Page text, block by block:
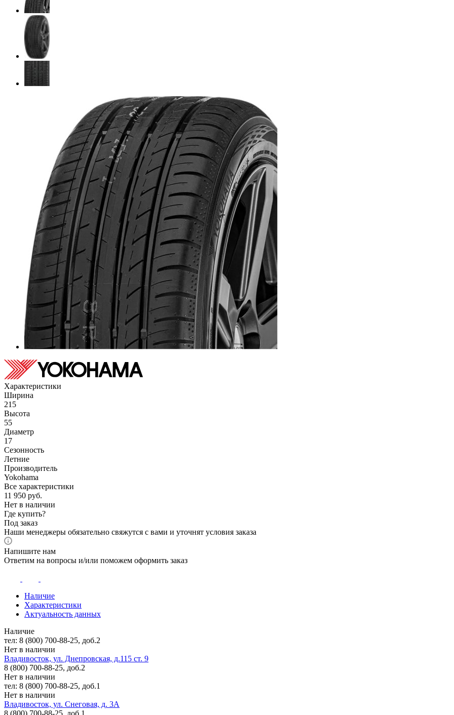
Характеристики
Ширина
215
Высота
55
Диаметр
17
Сезонность
Летние
Производитель
Yokohama
Все характеристики
11 950 руб.
Нет в наличии
Где купить?
Под заказ
Наши менеджеры обязательно свяжутся с вами и уточнят условия заказа
Напишите нам
Ответим на вопросы и/или поможем оформить заказ
Наличие
Характеристики
Актуальность данных
Наличие
тел: 8 (800) 700-88-25, доб.2
Нет в наличии
Владивосток, ул. Днепровская, д.115 ст. 9
8 (800) 700-88-25, доб.2
Нет в наличии
тел: 8 (800) 700-88-25, доб.1
Нет в наличии
Владивосток, ул. Снеговая, д. 3А
8 (800) 700-88-25, доб.1